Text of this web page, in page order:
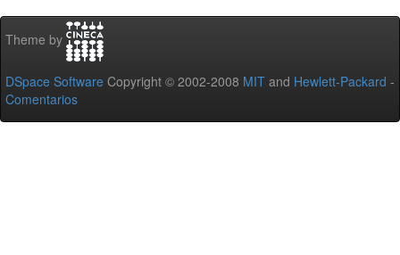
Theme by
DSpace Software Copyright © 2002-2008 MIT and Hewlett-Packard -
Comentarios